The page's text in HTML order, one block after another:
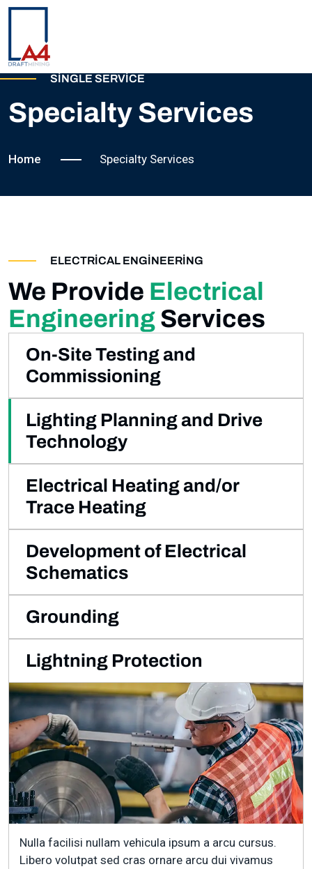
HAKKIMIZDA
PROJELERIMIZ
İLETIŞIM
SINGLE SERVICE
Specialty Services
Home Specialty Services
ELECTRICAL ENGINEERING
We Provide Electrical
Engineering Services
On-Site Testing and
Commissioning
Lighting Planning and Drive
Technology
Electrical Heating and/or
Trace Heating
Development of Electrical
Schematics
Grounding
Lightning Protection
Nulla facilisi nullam vehicula ipsum a arcu cursus.
Libero volutpat sed cras ornare arcu dui vivamus